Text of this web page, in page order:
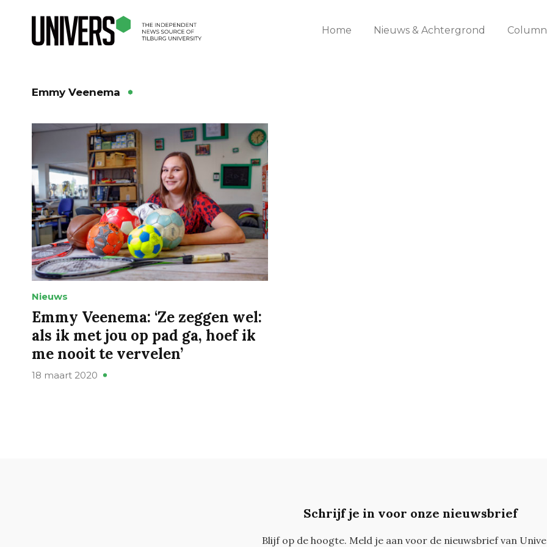
Home Nieuws & Achtergrond
Emmy Veenema
Nieuws
Emmy Veenema: ‘Ze zeggen wel:
als ik met jou op pad ga, hoef ik
me nooit te vervelen’
18 maart 2020
Schrijf je in voor onze nieuwsbrief
Blijf op de hoogte. Meld je aan voor de nieuwsbrief van